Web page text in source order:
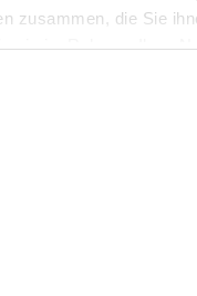
zusammen, die Sie